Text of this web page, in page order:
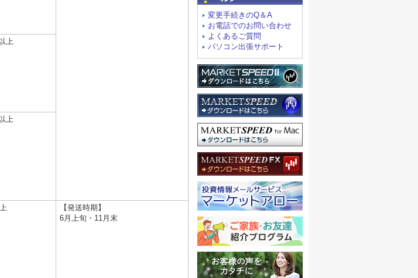
上
上
【発送時期】
6月上旬・11月末
変更手続きのQ＆A
お電話でのお問い合わせ
よくあるご質問
パソコン出張サポート